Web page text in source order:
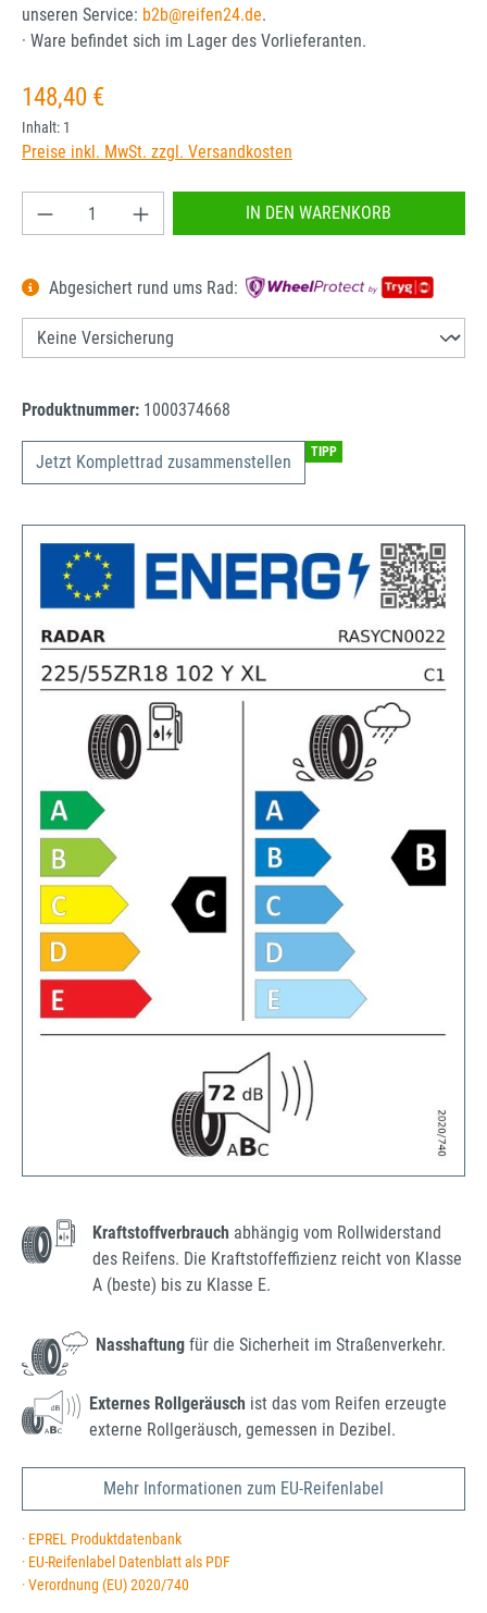
unseren Service: b2b@reifen24.de.
· Ware befindet sich im Lager des Vorlieferanten.
Regulärer Preis:
148,40 €
Inhalt: 1
Preise inkl. MwSt. zzgl. Versandkosten
Produkt Anzahl: Gib den gewünschten Wert
IN DEN WARENKORB
Abgesichert rund ums Rad:
Produktnummer: 1000374668
Jetzt Komplettrad zusammenstellen TIPP
Kraftstoffverbrauch abhängig vom Rollwiderstand
des Reifens. Die Kraftstoffeffizienz reicht von Klasse
A (beste) bis zu Klasse E.
Nasshaftung für die Sicherheit im Straßenverkehr.
Externes Rollgeräusch ist das vom Reifen erzeugte
externe Rollgeräusch, gemessen in Dezibel.
Mehr Informationen zum EU-Reifenlabel
· EPREL Produktdatenbank
· EU-Reifenlabel Datenblatt als PDF
· Verordnung (EU) 2020/740